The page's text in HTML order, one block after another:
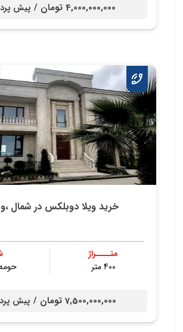
4,000,000,000 تومان / پیش
خرید ویلا دوبلکس در شمال
متــــراژ
400 متر
7,500,000,000 تومان / پیش